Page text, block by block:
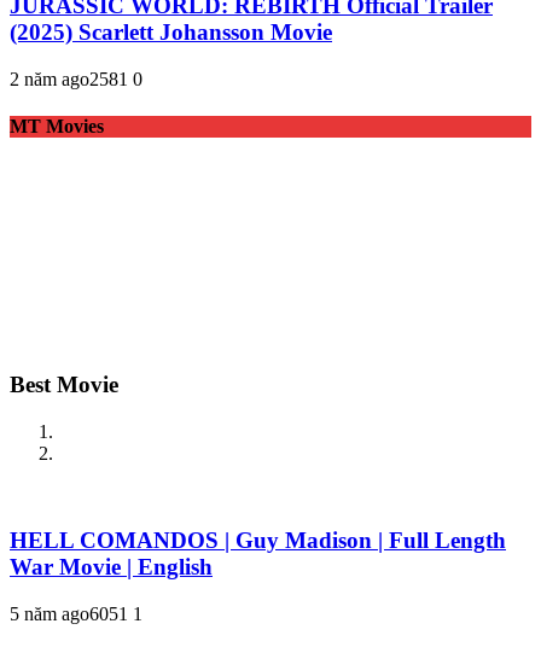
JURASSIC WORLD: REBIRTH Official Trailer
(2025) Scarlett Johansson Movie
2 năm ago2581 0
MT Movies
Best Movie
HELL COMANDOS | Guy Madison | Full Length
War Movie | English
5 năm ago6051 1